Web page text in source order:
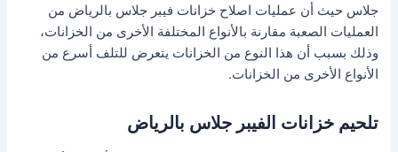
جلاس حيث أن عمليات اصلاح خزانات فيبر جلاس بالرياض من
العمليات الصعبة مقارنة بالأنواع المختلفة الأخرى من الخزانات،
وذلك بسبب أن هذا النوع من الخزانات يتعرض للتلف أسرع من
الأنواع الأخرى من الخزانات.
تلحيم خزانات الفيبر جلاس بالرياض